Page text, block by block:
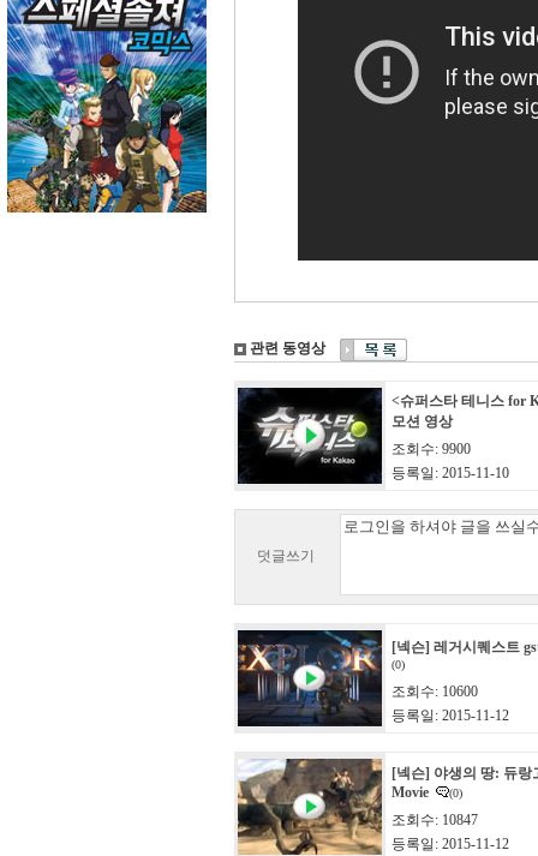
관련 동영상
<슈퍼스타 테니스 for
모션 영상
조회수: 9900
등록일: 2015-11-10
덧글쓰기
[넥슨] 레거시퀘스트
(0)
조회수: 10600
등록일: 2015-11-12
[넥슨] 야생의 땅: 듀랑
Movie
(0)
조회수: 10847
등록일: 2015-11-12